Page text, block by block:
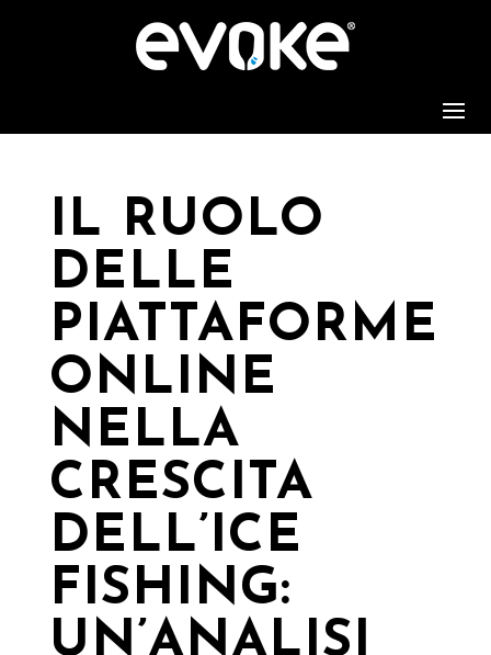
IL RUOLO
DELLE
PIATTAFORME
ONLINE
NELLA
CRESCITA
DELL’ICE
FISHING:
UN’ANALISI